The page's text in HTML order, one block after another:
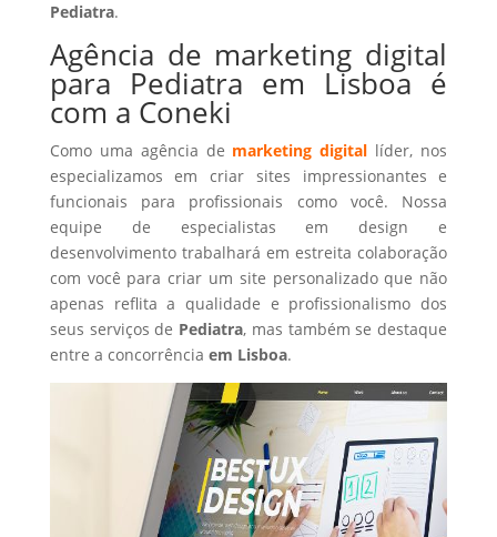
Pediatra.
Agência de marketing digital
para Pediatra em Lisboa é
com a Coneki
Como uma agência de marketing digital líder, nos
especializamos em criar sites impressionantes e
funcionais para profissionais como você. Nossa
equipe de especialistas em design e
desenvolvimento trabalhará em estreita colaboração
com você para criar um site personalizado que não
apenas reflita a qualidade e profissionalismo dos
seus serviços de Pediatra, mas também se destaque
entre a concorrência em Lisboa.